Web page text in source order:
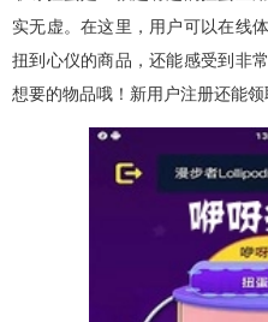
实无虚。在这里，用户可以在线
扭到心仪的商品，还能感受到非
想要的物品哦！新用户注册还能领